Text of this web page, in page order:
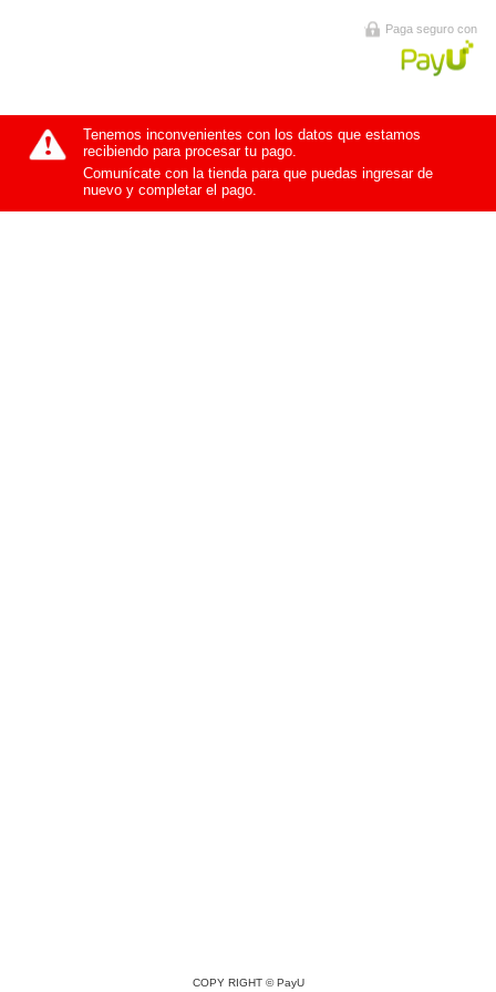
Paga seguro con
Tenemos inconvenientes con los datos que estamos
recibiendo para procesar tu pago.
Comunícate con la tienda para que puedas ingresar de
nuevo y completar el pago.
COPY RIGHT ©PayU